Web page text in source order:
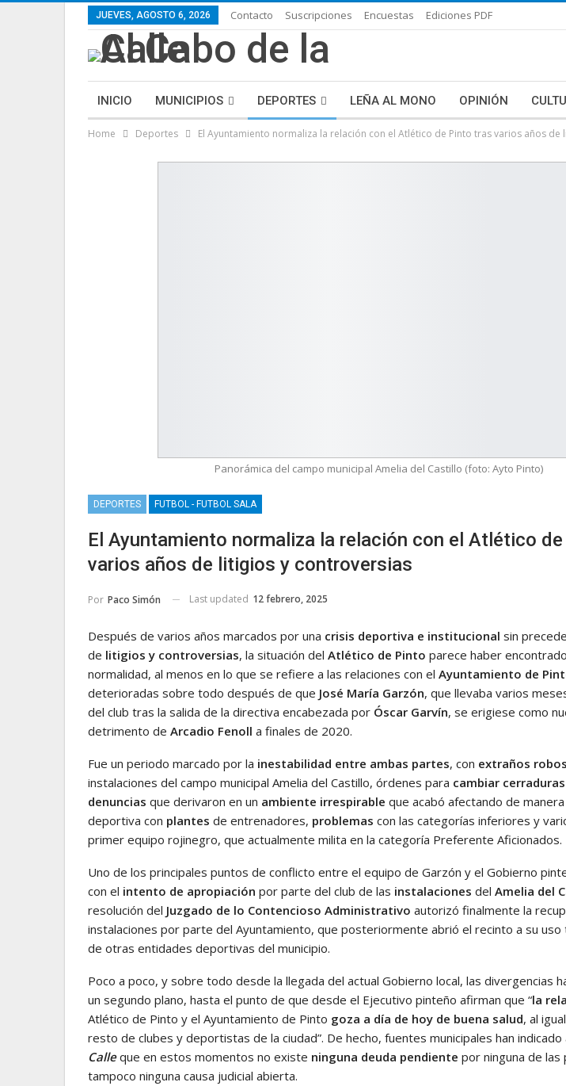
JUEVES, AGOSTO 6, 2026 Contacto Suscripciones Encuestas Ediciones PDF
INICIO MUNICIPIOS DEPORTES LEÑA AL MONO OPINIÓN
ECONOMÍA LIFESTYLE PURA FICCIÓN: LAS HISTORIAS DE BLANCA MAS
Home Deportes El Ayuntamiento normaliza la relación con el Atlético de Pinto tras varios años
Panorámica del campo municipal Amelia del Castillo (foto: Ayto Pinto)
DEPORTES FUTBOL - FUTBOL SALA
El Ayuntamiento normaliza la relación con el Atlético
varios años de litigios y controversias
Por Paco Simón Last updated 12 febrero, 2025
Después de varios años marcados por una crisis deportiva e institucional sin
de litigios y controversias, la situación del Atlético de Pinto parece haber
normalidad, al menos en lo que se refiere a las relaciones con el Ayuntamiento de
deterioradas sobre todo después de que José María Garzón, que llevaba varios
del club tras la salida de la directiva encabezada por Óscar Garvín, se erigiese como
detrimento de Arcadio Fenoll a finales de 2020.
Fue un periodo marcado por la inestabilidad entre ambas partes, con extraños robos
instalaciones del campo municipal Amelia del Castillo, órdenes para cambiar cerraduras
denuncias que derivaron en un ambiente irrespirable que acabó afectando de
deportiva con plantes de entrenadores, problemas con las categorías inferiores y
primer equipo rojinegro, que actualmente milita en la categoría Preferente Aficionados.
Uno de los principales puntos de conflicto entre el equipo de Garzón y el Gobierno
con el intento de apropiación por parte del club de las instalaciones del Amelia del
resolución del Juzgado de lo Contencioso Administrativo autorizó finalmente la
instalaciones por parte del Ayuntamiento, que posteriormente abrió el recinto a su
de otras entidades deportivas del municipio.
Poco a poco, y sobre todo desde la llegada del actual Gobierno local, las divergencias
un segundo plano, hasta el punto de que desde el Ejecutivo pinteño afirman que “la
Atlético de Pinto y el Ayuntamiento de Pinto goza a día de hoy de buena salud, al
resto de clubes y deportistas de la ciudad”. De hecho, fuentes municipales han indicado
Calleque en estos momentos no existe ninguna deuda pendiente por ninguna de las
tampoco ninguna causa judicial abierta.